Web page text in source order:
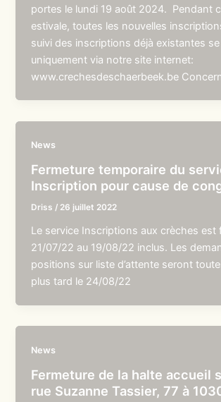
portes le lundi 19 août 2024. Pendant
estivale, toutes les nouvelles
suivi des inscriptions déjà existantes
uniquement via notre site internet:
www.crechesdeschaerbeek.be
News
Fermeture temporaire du
Inscription pour cause de
Driss / 26 juillet 2022
Le service Inscriptions aux crèches est
21/07/22 au 19/08/22 inclus. Les
positions sur liste d’attente seront
plus tard le 24/08/22
News
Fermeture de la halte accueil
rue Suzanne Tassier, 77 à